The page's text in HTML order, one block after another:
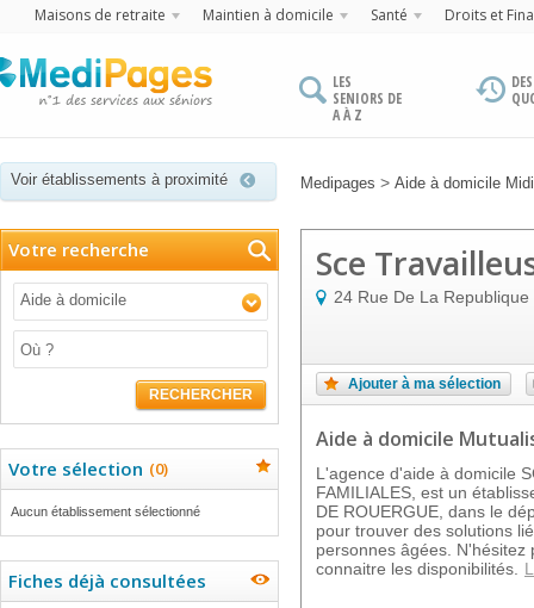
Maisons de retraite Maintien à domicile Santé Droits et
LES
SENIORS DE
A À Z
Voir établissements à proximité Medipages > Aide à domicile
Votre recherche
Aide à domicile
RECHERCHER
Votre sélection (0)
Aucun établissement sélectionné
Fiches déjà consultées
Sce
24 Rue De La Republique
Ajouter à ma sélection
Aide à domicile
L'agence d'aide à domicile
FAMILIALES, est un
DE ROUERGUE, dans le
pour trouver des solutions
personnes âgées.
connaitre les disponibilités.